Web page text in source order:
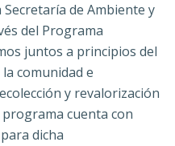
de Ambiente y
del Programa
juntos a principios del
comunidad e
y revalorización
cuenta con
dicha